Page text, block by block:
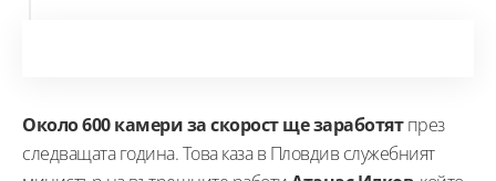
Около 600 камери за скорост ще заработятпрез
следващата година. Това каза в Пловдив служебният